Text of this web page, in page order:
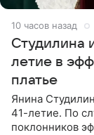
10 часов назад
Студилина
летие в
платье
Янина
41-летие. По
поклонников